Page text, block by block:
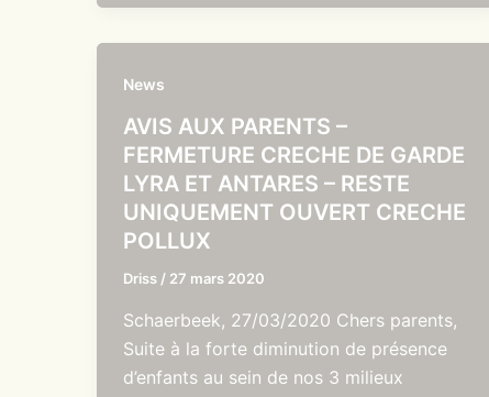
News
AVIS AUX PARENTS –
FERMETURE CRECHE DE GARDE
LYRA ET ANTARES – RESTE
UNIQUEMENT OUVERT CRECHE
POLLUX
Driss / 27 mars 2020
Schaerbeek, 27/03/2020 Chers parents,
Suite à la forte diminution de présence
d’enfants au sein de nos 3 milieux